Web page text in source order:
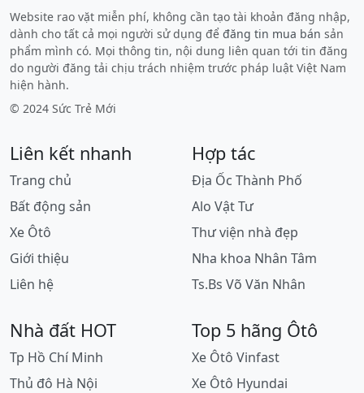
Website rao vặt miễn phí, không cần tạo tài khoản đăng nhập,
dành cho tất cả mọi người sử dụng để đăng tin mua bán sản
phẩm mình có. Mọi thông tin, nội dung liên quan tới tin đăng
do người đăng tải chịu trách nhiệm trước pháp luật Việt Nam
hiện hành.
© 2024 Sức Trẻ Mới
Liên kết nhanh
Trang chủ
Bất động sản
Xe Ôtô
Giới thiệu
Liên hệ
Hợp tác
Địa Ốc Thành Phố
Alo Vật Tư
Thư viện nhà đẹp
Nha khoa Nhân Tâm
Ts.Bs Võ Văn Nhân
Nhà đất HOT
Tp Hồ Chí Minh
Thủ đô Hà Nội
Top 5 hãng Ôtô
Xe Ôtô Vinfast
Xe Ôtô Hyundai